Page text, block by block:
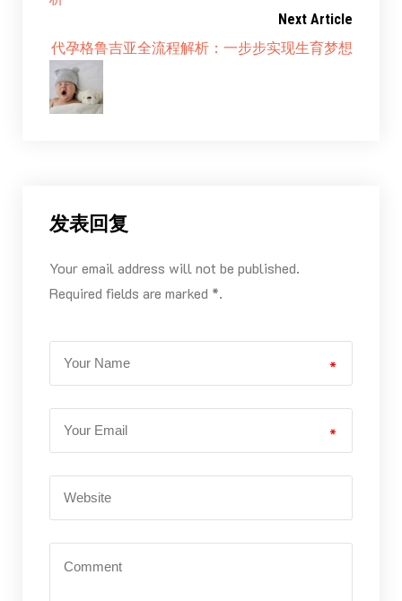
Next Article
代孕格鲁吉亚全流程解析：一步步实现生育梦想
发表回复
Your email address will not be published.
Required fields are marked *.
*
*